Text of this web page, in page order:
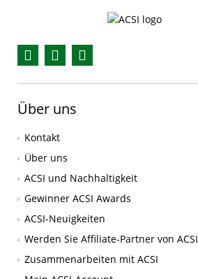
Über uns
Kontakt
Über uns
ACSI und Nachhaltigkeit
Gewinner ACSI Awards
ACSI-Neuigkeiten
Werden Sie Affiliate-Partner von ACSI
Zusammenarbeiten mit ACSI